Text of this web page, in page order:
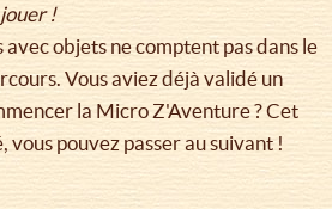
!
objets ne comptent pas dans le
Vous aviez déjà validé un
la Micro Z'Aventure ? Cet
pouvez passer au suivant !